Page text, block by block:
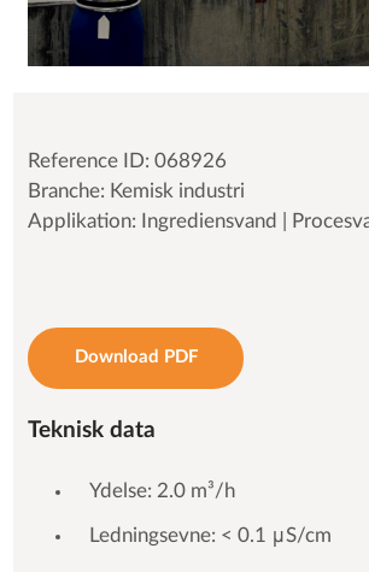
Reference ID: 068926
Branche: Kemisk industri
Applikation: Ingrediensvand |
Download PDF
Teknisk data
Ydelse: 2.0 m³/h
Ledningsevne: < 0.1 μS/cm